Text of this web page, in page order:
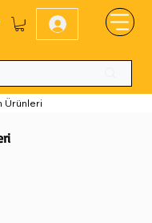
Ürünleri